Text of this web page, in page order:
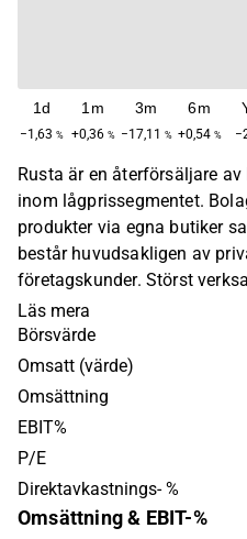
1d
−1,63 %
1m
+0,36 %
3m
−17,11 %
6m
+0,54 %
Rusta är en återförsäljare
inom lågprissegmentet.
produkter via egna butiker
består huvudsakligen av
företagskunder. Störst
Sverige, Norge, Finland och
1986 och har sitt
Läs mera
Börsvärde
Omsatt (värde)
Omsättning
EBIT%
P/E
Direktavkastnings- %
Omsättning & EBIT-%